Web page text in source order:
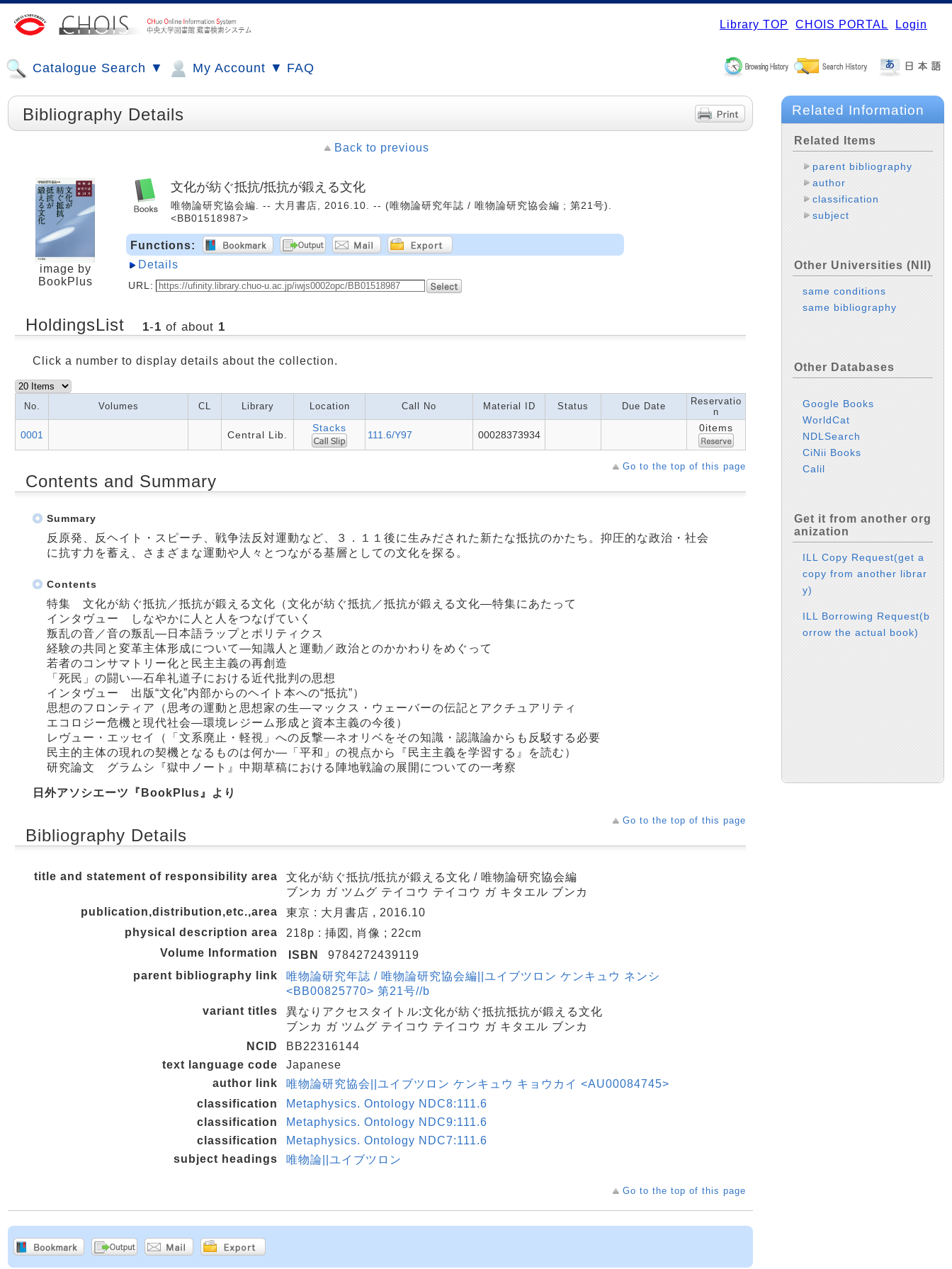
Library TOP CHOIS PORTAL Login
Catalogue Search ▼ My Account ▼ FAQ
Bibliography Details
Back to previous
image by
BookPlus
文化が紡ぐ抵抗/抵抗が鍛える文化
唯物論研究協会編. -- 大月書店, 2016.10. -- (唯物論研究年誌 / 唯物論研究協会編 ; 第21号).
<BB01518987>
Functions:
Details
URL:
HoldingsList 1-1 of about 1
Click a number to display details about the collection.
No. Volumes CL Library Location Call No Material ID Status Due Date
Reservatio
n
0001 Central Lib.
Stacks
111.6/Y97 00028373934
0items
Go to the top of this page
Contents and Summary
Summary
反原発、反ヘイト・スピーチ、戦争法反対運動など、３．１１後に生みだされた新たな抵抗のかたち。抑圧的な政治・社会
に抗す力を蓄え、さまざまな運動や人々とつながる基層としての文化を探る。
Contents
特集 文化が紡ぐ抵抗／抵抗が鍛える文化（文化が紡ぐ抵抗／抵抗が鍛える文化―特集にあたって
インタヴュー しなやかに人と人をつなげていく
叛乱の音／音の叛乱―日本語ラップとポリティクス
経験の共同と変革主体形成について―知識人と運動／政治とのかかわりをめぐって
若者のコンサマトリー化と民主主義の再創造
「死民」の闘い―石牟礼道子における近代批判の思想
インタヴュー 出版“文化”内部からのヘイト本への“抵抗”）
思想のフロンティア（思考の運動と思想家の生―マックス・ウェーバーの伝記とアクチュアリティ
エコロジー危機と現代社会―環境レジーム形成と資本主義の今後）
レヴュー・エッセイ（「文系廃止・軽視」への反撃―ネオリベをその知識・認識論からも反駁する必要
民主的主体の現れの契機となるものは何か―「平和」の視点から『民主主義を学習する』を読む）
研究論文 グラムシ『獄中ノート』中期草稿における陣地戦論の展開についての一考察
日外アソシエーツ『BookPlus』より
Go to the top of this page
Bibliography Details
title and statement of responsibility area
文化が紡ぐ抵抗/抵抗が鍛える文化 / 唯物論研究協会編
ブンカ ガ ツムグ テイコウ テイコウ ガ キタエル ブンカ
publication,distribution,etc.,area
東京 : 大月書店 , 2016.10
physical description area
218p : 挿図, 肖像 ; 22cm
Volume Information
ISBN
9784272439119
parent bibliography link
唯物論研究年誌 / 唯物論研究協会編||ユイブツロン ケンキュウ ネンシ
<BB00825770> 第21号//b
variant titles
異なりアクセスタイトル:文化が紡ぐ抵抗抵抗が鍛える文化
ブンカ ガ ツムグ テイコウ テイコウ ガ キタエル ブンカ
NCID
BB22316144
text language code
Japanese
author link
唯物論研究協会||ユイブツロン ケンキュウ キョウカイ <AU00084745>
classification
Metaphysics. Ontology NDC8:111.6
classification
Metaphysics. Ontology NDC9:111.6
classification
Metaphysics. Ontology NDC7:111.6
subject headings
唯物論||ユイブツロン
Go to the top of this page
Related Information
Related Items
parent bibliography
author
classification
subject
Other Universities (NII)
same conditions
same bibliography
Other Databases
Google Books
WorldCat
NDLSearch
CiNii Books
Calil
Get it from another org
anization
ILL Copy Request(get a
copy from another librar
y)
ILL Borrowing Request(b
orrow the actual book)